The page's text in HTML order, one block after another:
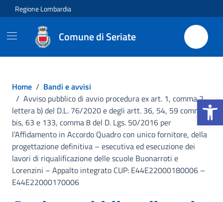
Apri la
Vai ai contenuti
Vai al footer
Regione Lombardia
Comune di Seriate
Home / Bandi e avvisi
/ Avviso pubblico di avvio procedura ex art. 1, comma 2,
lettera b) del D.L. 76/2020 e degli artt. 36, 54, 59 comma 1
bis, 63 e 133, comma 8 del D. Lgs. 50/2016 per
l’Affidamento in Accordo Quadro con unico fornitore, della
progettazione definitiva – esecutiva ed esecuzione dei
lavori di riqualificazione delle scuole Buonarroti e
Lorenzini – Appalto integrato CUP: E44E22000180006 –
E44E22000170006